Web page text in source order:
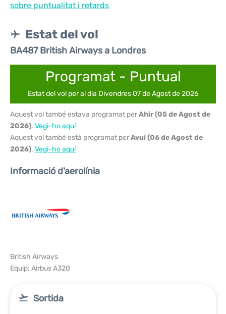
sobre puntualitat i retards
Estat del vol
BA487 British Airways a Londres
Programat - Puntual
Estat del vol per al dia Divendres 07 de Agost de 2026
Aquest vol també estava programat perAhir (05 de Agost de
2026). Vegi-ho aquí
Aquest vol també està programat perAvui (06 de Agost de
2026). Vegi-ho aquí
Informació d'aerolínia
British Airways
Equip: Airbus A320
Sortida